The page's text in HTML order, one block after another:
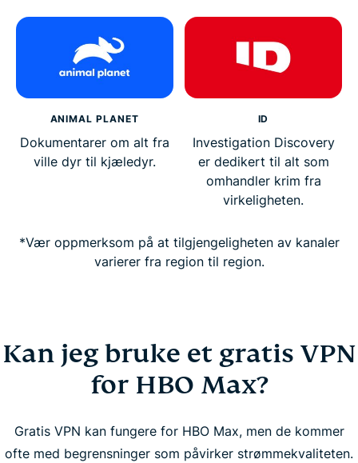
ANIMAL PLANET
Dokumentarer om alt fra
ville dyr til kjæledyr.
ID
Investigation Discovery
er dedikert til alt som
omhandler krim fra
virkeligheten.
*Vær oppmerksom på at tilgjengeligheten av kanaler
varierer fra region til region.
Kan jeg bruke et gratis VPN
for HBO Max?
Gratis VPN kan fungere for HBO Max, men de kommer
ofte med begrensninger som påvirker strømmekvaliteten.